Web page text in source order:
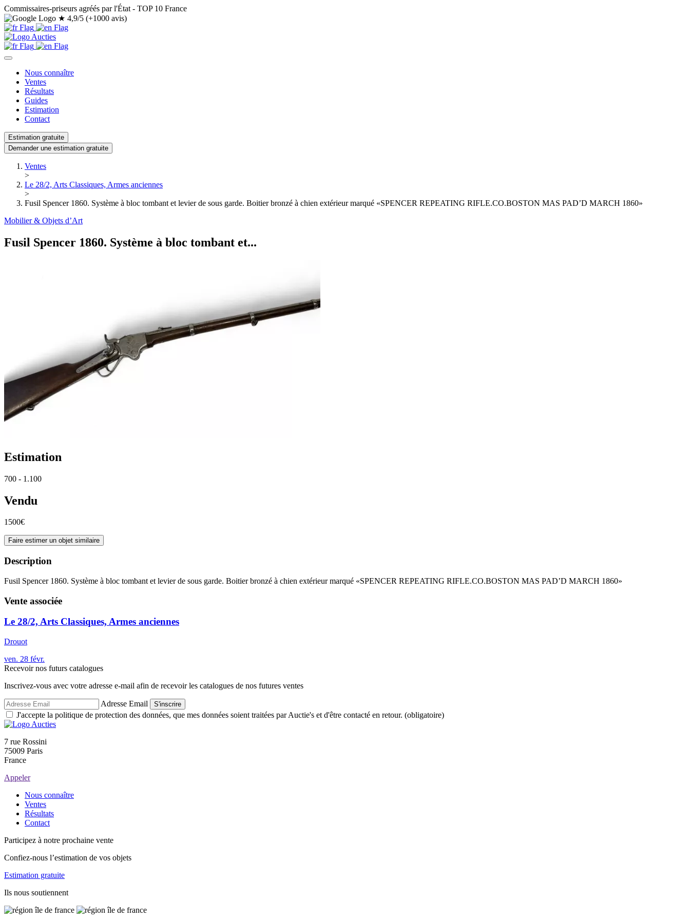
Commissaires-priseurs agréés par l'État - TOP 10 France
★ 4,9/5 (+1000 avis)
Nous connaître
Ventes
Résultats
Guides
Estimation
Contact
Estimation gratuite
Demander une estimation gratuite
Ventes
>
Le 28/2, Arts Classiques, Armes anciennes
>
Fusil Spencer 1860. Système à bloc tombant et levier de sous garde. Boitier bronzé à chien extérieur marqué «SPENCER REPEATING RIFLE.CO.BOSTON MAS PAD’D MARCH 1860»
Mobilier & Objets d’Art
Fusil Spencer 1860. Système à bloc tombant et...
Estimation
700 - 1.100
Vendu
1500€
Faire estimer un objet similaire
Description
Fusil Spencer 1860. Système à bloc tombant et levier de sous garde. Boitier bronzé à chien extérieur marqué «SPENCER REPEATING RIFLE.CO.BOSTON MAS PAD’D MARCH 1860»
Vente associée
Le 28/2, Arts Classiques, Armes anciennes
Drouot
ven. 28 févr.
Recevoir nos futurs catalogues
Inscrivez-vous avec votre adresse e-mail afin de recevoir les catalogues de nos futures ventes
Adresse Email S'inscrire
J'accepte la politique de protection des données, que mes données soient traitées par Auctie's et d'être contacté en retour. (obligatoire)
7 rue Rossini
75009 Paris
France
Appeler
Nous connaître
Ventes
Résultats
Contact
Participez à notre prochaine vente
Confiez-nous l’estimation de vos objets
Estimation gratuite
Ils nous soutiennent